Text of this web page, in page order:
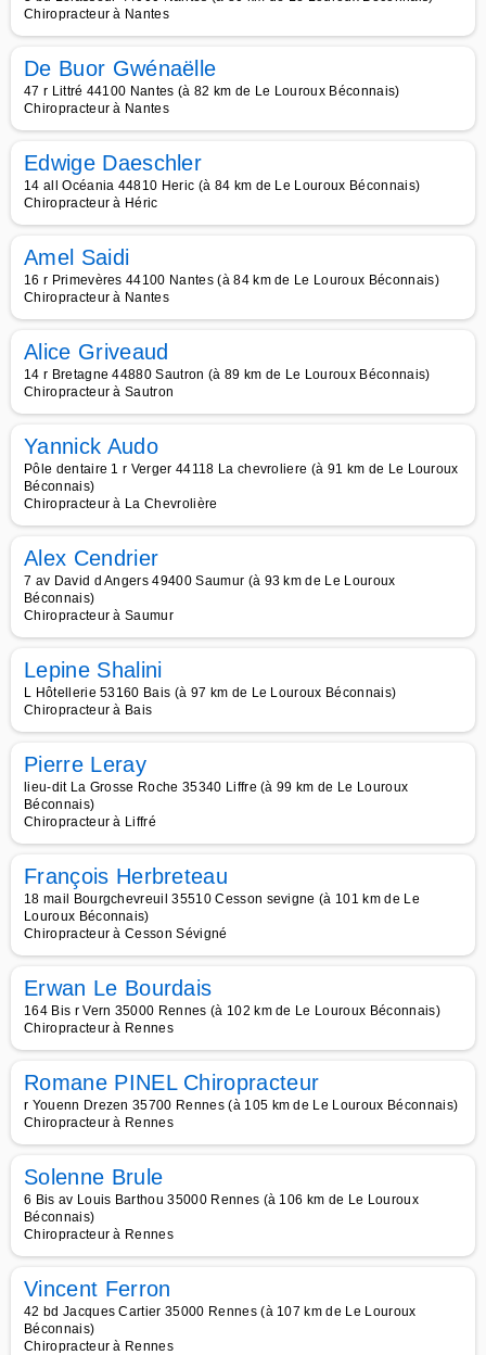
Chiropracteur à Nantes
De Buor Gwénaëlle
47 r Littré 44100 Nantes (à 82 km de Le Louroux Béconnais)
Chiropracteur à Nantes
Edwige Daeschler
14 all Océania 44810 Heric (à 84 km de Le Louroux Béconnais)
Chiropracteur à Héric
Amel Saidi
16 r Primevères 44100 Nantes (à 84 km de Le Louroux Béconnais)
Chiropracteur à Nantes
Alice Griveaud
14 r Bretagne 44880 Sautron (à 89 km de Le Louroux Béconnais)
Chiropracteur à Sautron
Yannick Audo
Pôle dentaire 1 r Verger 44118 La chevroliere (à 91 km de Le Louroux
Béconnais)
Chiropracteur à La Chevrolière
Alex Cendrier
7 av David d Angers 49400 Saumur (à 93 km de Le Louroux
Béconnais)
Chiropracteur à Saumur
Lepine Shalini
L Hôtellerie 53160 Bais (à 97 km de Le Louroux Béconnais)
Chiropracteur à Bais
Pierre Leray
lieu-dit La Grosse Roche 35340 Liffre (à 99 km de Le Louroux
Béconnais)
Chiropracteur à Liffré
François Herbreteau
18 mail Bourgchevreuil 35510 Cesson sevigne (à 101 km de Le
Louroux Béconnais)
Chiropracteur à Cesson Sévigné
Erwan Le Bourdais
164 Bis r Vern 35000 Rennes (à 102 km de Le Louroux Béconnais)
Chiropracteur à Rennes
Romane PINEL Chiropracteur
r Youenn Drezen 35700 Rennes (à 105 km de Le Louroux Béconnais)
Chiropracteur à Rennes
Solenne Brule
6 Bis av Louis Barthou 35000 Rennes (à 106 km de Le Louroux
Béconnais)
Chiropracteur à Rennes
Vincent Ferron
42 bd Jacques Cartier 35000 Rennes (à 107 km de Le Louroux
Béconnais)
Chiropracteur à Rennes